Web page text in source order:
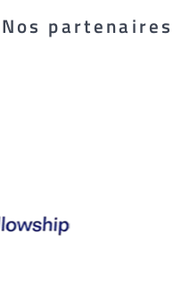
Nos partenaires